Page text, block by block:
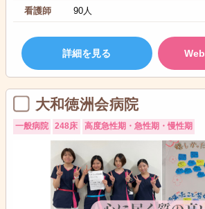
看護師 90人
詳細を見る
大和徳洲会病院
一般病院 248床 高度急性期・急性期・慢性期